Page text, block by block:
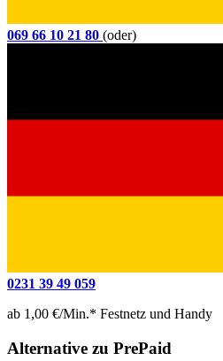
069 66 10 21 80 (oder)
0231 39 49 059
ab 1,00 €/Min.* Festnetz und Handy
Alternative zu PrePaid